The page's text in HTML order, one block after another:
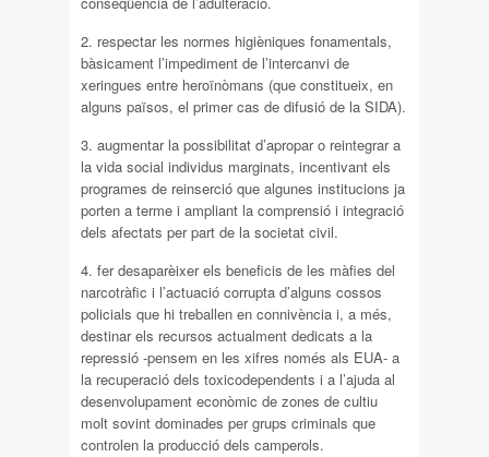
2. respectar les normes higièniques fonamentals,
bàsicament l’impediment de l’intercanvi de
xeringues entre heroïnòmans (que constitueix, en
alguns països, el primer cas de difusió de la SIDA).
3. augmentar la possibilitat d’apropar o reintegrar a
la vida social individus marginats, incentivant els
programes de reinserció que algunes institucions ja
porten a terme i ampliant la comprensió i integració
dels afectats per part de la societat civil.
4. fer desaparèixer els beneficis de les màfies del
narcotràfic i l’actuació corrupta d’alguns cossos
policials que hi treballen en connivència i, a més,
destinar els recursos actualment dedicats a la
repressió -pensem en les xifres només als EUA- a
la recuperació dels toxicodependents i a l’ajuda al
desenvolupament econòmic de zones de cultiu
molt sovint dominades per grups criminals que
controlen la producció dels camperols.